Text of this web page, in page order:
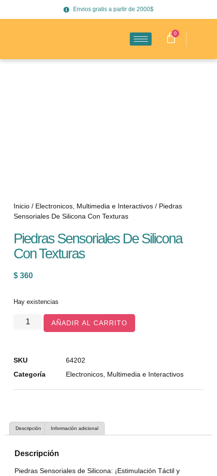
Envios gratis a partir de 2000$
0
Inicio / Electronicos, Multimedia e Interactivos / Piedras
Sensoriales De Silicona Con Texturas
Piedras Sensoriales De Silicona
Con Texturas
$ 360
Hay existencias
AÑADIR AL CARRITO
SKU
64202
Categoría
Electronicos, Multimedia e Interactivos
Descripción Información adicional
Descripción
Piedras Sensoriales de Silicona: ¡Estimulación Táctil y